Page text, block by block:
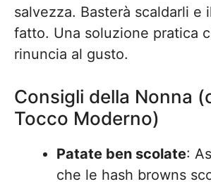
salvezza. Basterà scaldarli e
fatto. Una soluzione pratica
rinuncia al gusto.
Consigli della Nonna
Tocco Moderno)
Patate ben scolate:
che le hash browns